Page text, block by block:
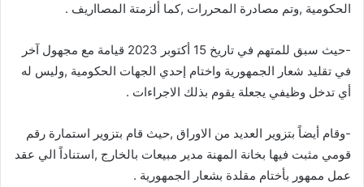
الحكومية ,وتم مصادرة المحررات ,كما ألزمتة المصااريف .
-حيث سبق للمتهم في تاريخ 15 أكتوبر 2023 قيامة مع مجهول آخر
في تقليد شعار الجمهورية واختام إحدي الجهات الحكومية ,وليس له
أي تدخل وظيفي يجعلة يقوم بذلك الاجراءات .
-وقام أيضاً بتزوير العديد من الاوراق ,حيث قام بتزوير استمارة رقم
قومي مثبت فيها بخانة المهنة مدير مبيعات بالخارج ,استناداً الي عقد
عمل ممهور بأختام مقلدة بشعار الجمهورية .